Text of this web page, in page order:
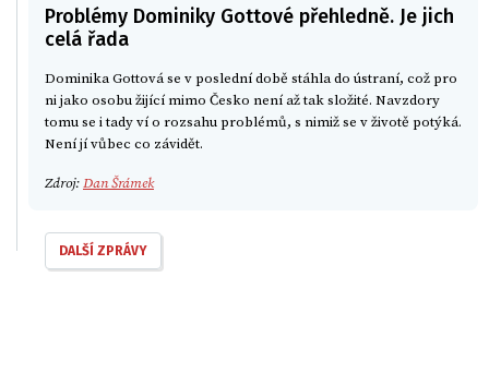
Problémy Dominiky Gottové přehledně. Je jich
celá řada
Dominika Gottová se v poslední době stáhla do ústraní, což pro
ni jako osobu žijící mimo Česko není až tak složité. Navzdory
tomu se i tady ví o rozsahu problémů, s nimiž se v životě potýká.
Není jí vůbec co závidět.
Zdroj:Dan Šrámek
DALŠÍ ZPRÁVY